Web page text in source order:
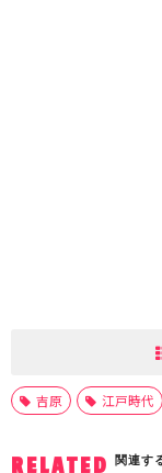
吉原 江戸時代
RELATED 関連す